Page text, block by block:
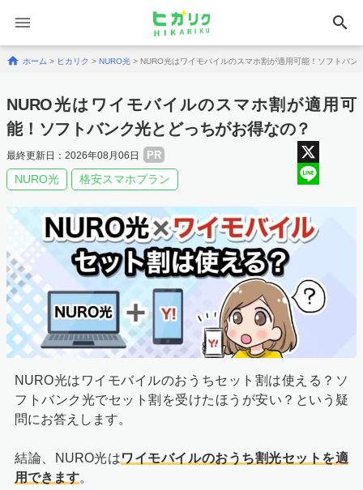
search
Skip to content
ホーム > ヒカリク > NURO光 > NURO光はワイモバイルのスマホ割が適用可能！ソフトバン
NURO光はワイモバイルのスマホ割が適用可
能！ソフトバンク光とどっちがお得なの？
最終更新日：2026年08月06日 PR
X
NURO光 格安スマホプラン
NURO光はワイモバイルのおうちセット割は使える？ソ
フトバンク光でセット割を受けたほうが安い？という疑
問にお答えします。
結論、NURO光はワイモバイルのおうち割光セットを適
用できます。